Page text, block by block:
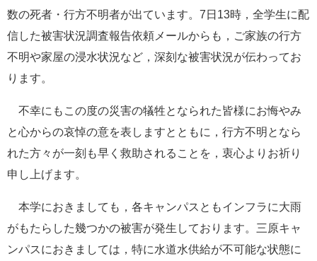
数の死者・行方不明者が出ています。 7 日 13時，全学生に配
信した被害状況調査報告依頼メールからも，ご家族の行方
不明や家屋の浸水状況など，深刻な被害状況が伝わってお
ります。
不幸にもこの度の災害の犠牲となられた皆様にお悔やみ
と心からの哀悼の意を表しますとともに，行方不明となら
れた方々が一刻も早く救助されることを，衷心よりお祈り
申し上げます。
本学におきましても，各キャンパスともインフラに大雨
がもたらした幾つかの被害が発生しております。三原キャ
ンパスにおきましては，特に水道水供給が不可能な状態に